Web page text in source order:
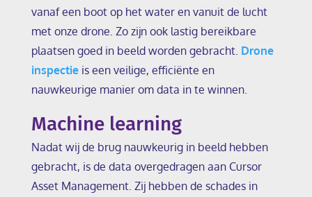
vanaf een boot op het water en vanuit de lucht
met onze drone. Zo zijn ook lastig bereikbare
plaatsen goed in beeld worden gebracht. Drone
inspectie is een veilige, efficiënte en
nauwkeurige manier om data in te winnen.
Machine learning
Nadat wij de brug nauwkeurig in beeld hebben
gebracht, is de data overgedragen aan Cursor
Asset Management. Zij hebben de schades in